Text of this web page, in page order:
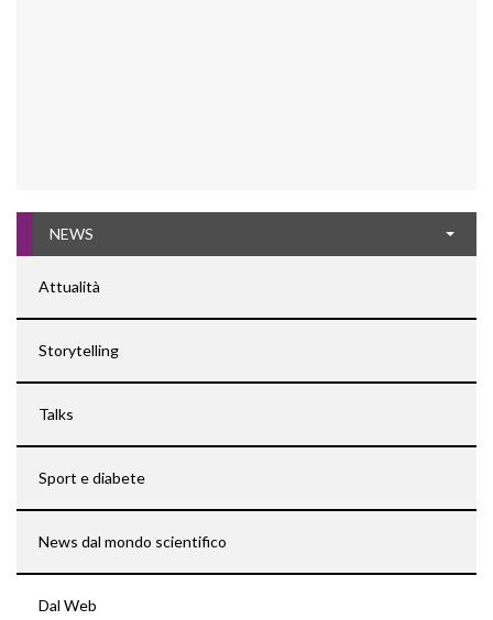
NEWS
Attualità
Storytelling
Talks
Sport e diabete
News dal mondo scientifico
Dal Web